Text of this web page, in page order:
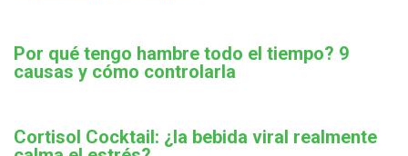
Por qué tengo hambre todo el tiempo? 9
causas y cómo controlarla
Cortisol Cocktail: ¿la bebida viral realmente